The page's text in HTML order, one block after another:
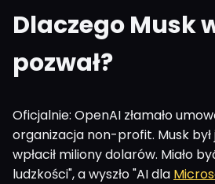
Dlaczego Musk
pozwał?
Oficjalnie: OpenAI złamało
organizacja non-profit. Musk był
wpłacił miliony dolarów. Miało
ludzkości", a wyszło "AI dla